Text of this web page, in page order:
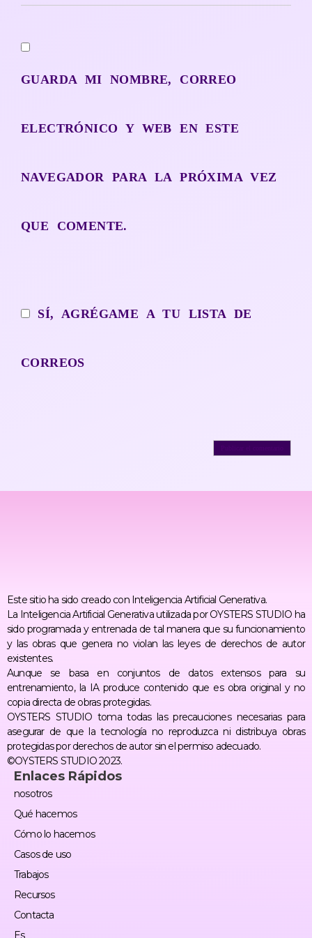
GUARDA MI NOMBRE, CORREO
ELECTRÓNICO Y WEB EN ESTE
NAVEGADOR PARA LA PRÓXIMA VEZ
QUE COMENTE.
SÍ, AGRÉGAME A TU LISTA DE
CORREOS
Este sitio ha sido creado con Inteligencia Artificial Generativa.
La Inteligencia Artificial Generativa utilizada por OYSTERS STUDIO ha
sido programada y entrenada de tal manera que su funcionamiento
y las obras que genera no violan las leyes de derechos de autor
existentes.
Aunque se basa en conjuntos de datos extensos para su
entrenamiento, la IA produce contenido que es obra original y no
copia directa de obras protegidas.
OYSTERS STUDIO toma todas las precauciones necesarias para
asegurar de que la tecnología no reproduzca ni distribuya obras
protegidas por derechos de autor sin el permiso adecuado.
©OYSTERS STUDIO 2023.
Enlaces Rápidos
nosotros
Qué hacemos
Cómo lo hacemos
Casos de uso
Trabajos
Recursos
Contacta
Es